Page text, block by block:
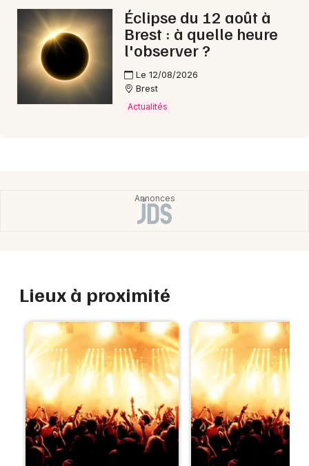
Éclipse du 12 août à
Brest : à quelle heure
l'observer ?
Le 12/08/2026
Brest
Actualités
Lieux à proximité